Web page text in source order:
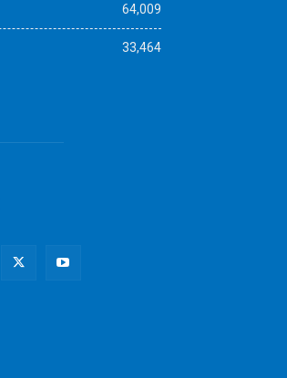
64,009
33,464